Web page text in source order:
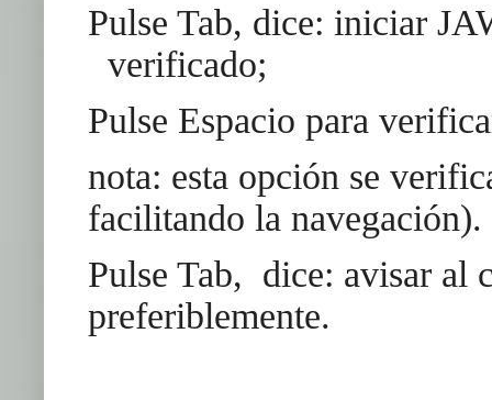
Pulse Tab, dice: iniciar
verificado;
Pulse Espacio para
nota: esta opción se
facilitando la navegación).
Pulse Tab, dice: avisar al
preferiblemente.